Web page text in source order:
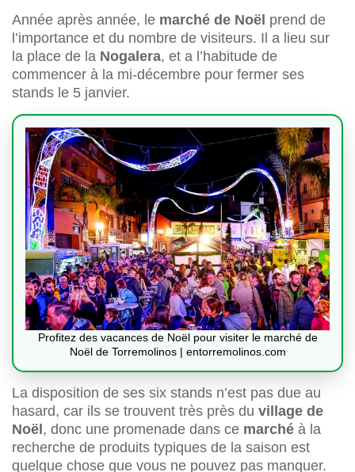
Année après année, le marché de Noël prend de
l’importance et du nombre de visiteurs. Il a lieu sur
la place de la Nogalera, et a l’habitude de
commencer à la mi-décembre pour fermer ses
stands le 5 janvier.
Profitez des vacances de Noël pour visiter le marché de
Noël de Torremolinos | entorremolinos.com
La disposition de ses six stands n’est pas due au
hasard, car ils se trouvent très près du village de
Noël , donc une promenade dans ce marché à la
recherche de produits typiques de la saison est
quelque chose que vous ne pouvez pas manquer.